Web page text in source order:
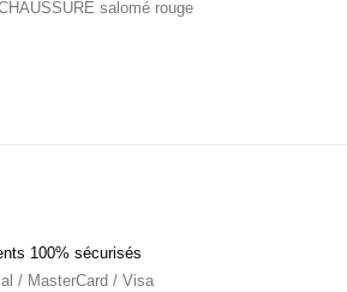
salomé rouge
100% sécurisés
/ MasterCard / Visa